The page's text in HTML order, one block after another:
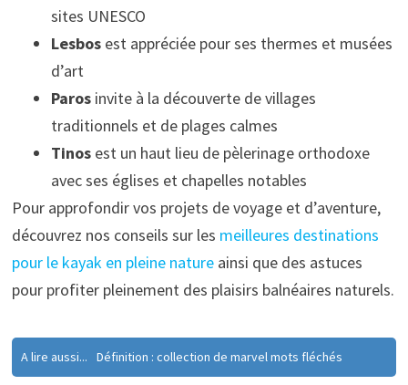
sites UNESCO
Lesbosest appréciée pour ses thermes et musées
d’art
Parosinvite à la découverte de villages
traditionnels et de plages calmes
Tinosest un haut lieu de pèlerinage orthodoxe
avec ses églises et chapelles notables
Pour approfondir vos projets de voyage et d’aventure,
découvrez nos conseils sur les meilleures destinations
pour le kayak en pleine natureainsi que des astuces
pour profiter pleinement des plaisirs balnéaires naturels.
A lire aussi... Définition : collection de marvel mots fléchés